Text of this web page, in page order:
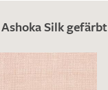
Silk gefärbt